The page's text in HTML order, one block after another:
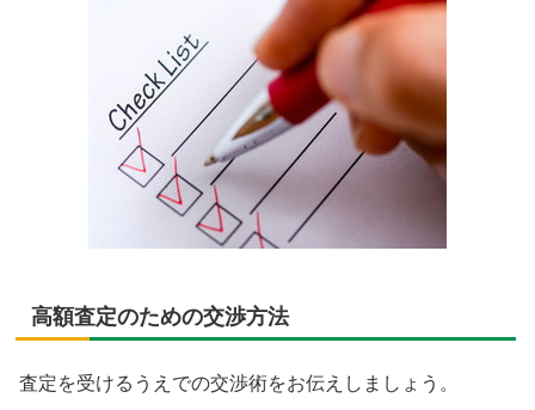
高額査定のための交渉方法
査定を受けるうえでの交渉術をお伝えしましょう。